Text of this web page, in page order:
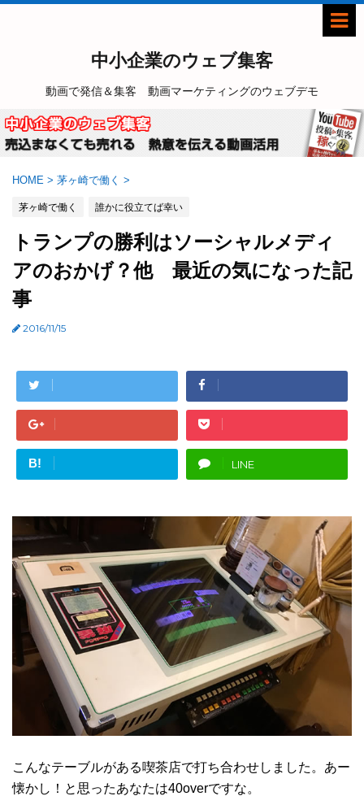
中小企業のウェブ集客
動画で発信＆集客 動画マーケティングのウェブデモ
HOME > 茅ヶ崎で働く >
茅ヶ崎で働く 誰かに役立てば幸い
トランプの勝利はソーシャルメディ
アのおかげ？他 最近の気になった記
事
2016/11/15
B! LINE
こんなテーブルがある喫茶店で打ち合わせしました。あー
懐かし！と思ったあなたは40overですな。